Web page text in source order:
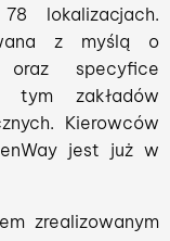
lokalizacjach.
z myślą o
specyfice
tym zakładów
Kierowców
jest już w
zrealizowanym